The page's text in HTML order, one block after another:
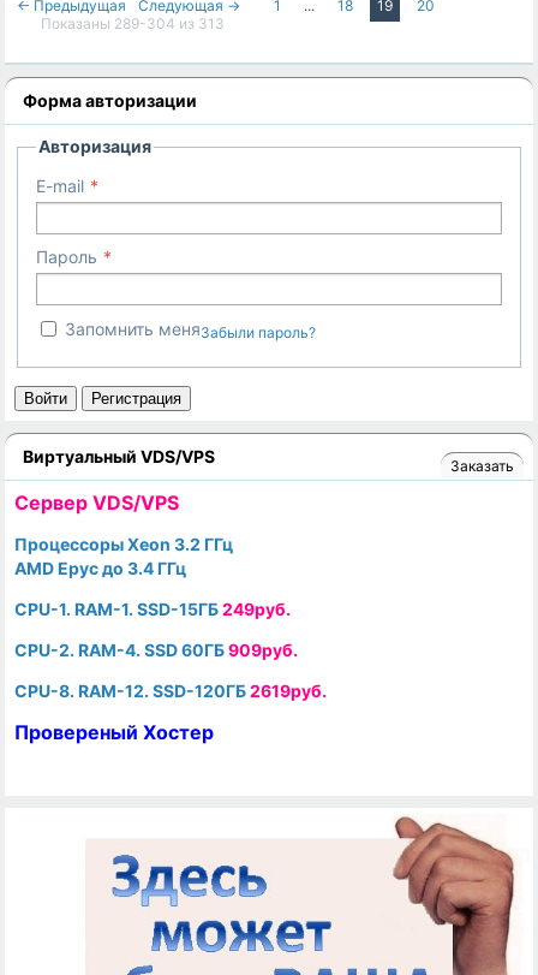
← Предыдущая Следующая → 1 ... 18 19
20
Показаны 289-304 из 313
Форма авторизации
Авторизация
E-mail
Пароль
Запомнить меняЗабыли пароль?
Войти Регистрация
Виртуальный VDS/VPS Заказать
Cервер VDS/VPS
Процессоры Xeon 3.2 ГГц
AMD Epyc до 3.4 ГГц
CPU-1. RAM-1. SSD-15ГБ249руб.
CPU-2. RAM-4. SSD 60ГБ909руб.
CPU-8. RAM-12. SSD-120ГБ2619руб.
Провереный Хостер